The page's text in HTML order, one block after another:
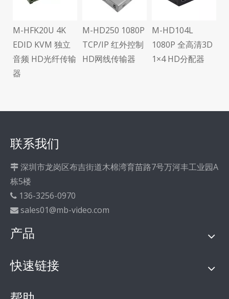
M-HFK20U 4K
EDID KVM 独立
音频 HD光纤传输
器
M-HD250 1080P
TCP/IP 红外控制
HD网线传输器
M-HD104L
1080P 全高清3D
1×4 HD分配器
联系我们
 深圳市龙岗区布吉街道木棉湾育苗路7号万河丰工业园A
栋5楼
 136-3256-0970
 sales01@mb-video.com
产品
快速链接